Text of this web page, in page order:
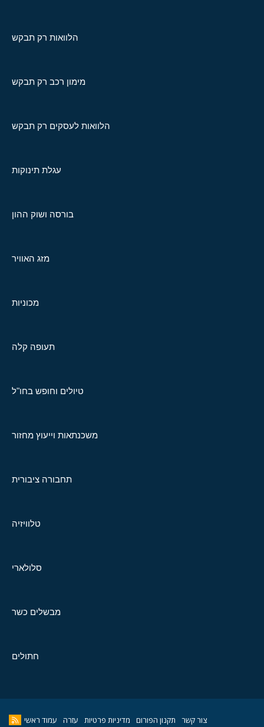
הלוואות רק תבקש
מימון רכב רק תבקש
הלוואות לעסקים רק תבקש
עגלת תינוקות
בורסה ושוק ההון
מזג האוויר
מכוניות
תעופה קלה
טיולים וחופש בחו"ל
משכנתאות וייעוץ מחזור
תחבורה ציבורית
טלוויזיה
סלולארי
מבשלים כשר
חתולים
צור קשר תקנון הפורום מדיניות פרטיות עזרה עמוד ראשי